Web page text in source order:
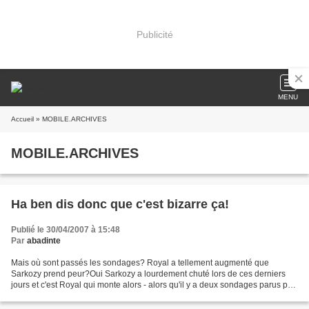
Publicité
MENU
Accueil » MOBILE.ARCHIVES
MOBILE.ARCHIVES
Ha ben dis donc que c'est bizarre ça!
Publié le 30/04/2007 à 15:48
Par abadinte
Mais où sont passés les sondages? Royal a tellement augmenté que
Sarkozy prend peur?Oui Sarkozy a lourdement chuté lors de ces derniers
jours et c'est Royal qui monte alors - alors qu'il y a deux sondages parus par